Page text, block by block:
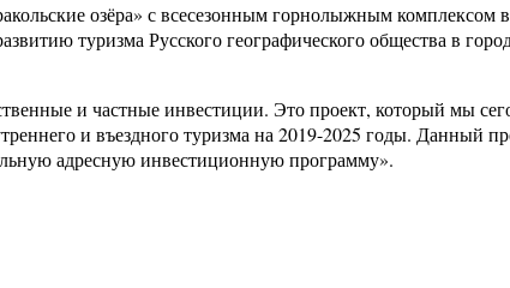
озёра» с всесезонным горнолыжным
туризма Русского географического общества в
и частные инвестиции. Это проект, который мы
и въездного туризма на 2019-2025 годы. Данный
адресную инвестиционную программу».